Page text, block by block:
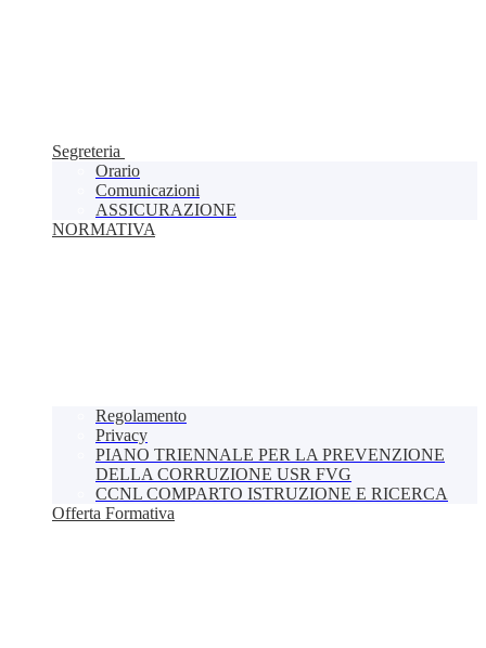
Segreteria
Orario
Comunicazioni
ASSICURAZIONE
NORMATIVA
Regolamento
Privacy
PIANO TRIENNALE PER LA PREVENZIONE
DELLA CORRUZIONE USR FVG
CCNL COMPARTO ISTRUZIONE E RICERCA
Offerta Formativa